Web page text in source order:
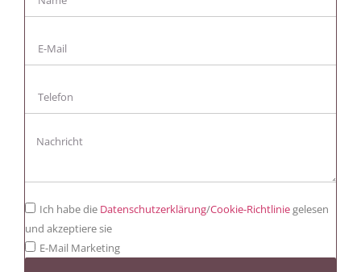
Ich habe die Datenschutzerklärung/Cookie-Richtliniegelesen
und akzeptiere sie
E-Mail Marketing